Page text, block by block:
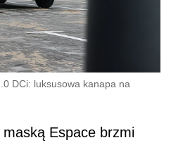
DCi: luksusowa kanapa na
Espace brzmi